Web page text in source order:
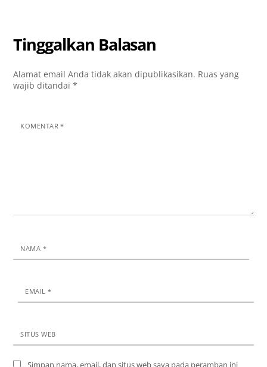
Tinggalkan Balasan
Alamat email Anda tidak akan dipublikasikan. Ruas yang
wajib ditandai*
KOMENTAR*
NAMA *
EMAIL*
SITUS WEB
Simpan nama, email, dan situs web saya pada peramban ini